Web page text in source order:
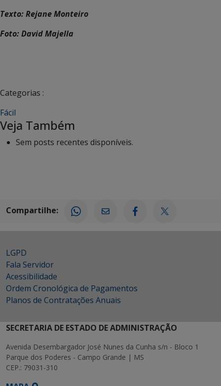
Texto: Rejane Monteiro
Foto: David Majella
Categorias :
Fácil
Veja Também
Sem posts recentes disponíveis.
Compartilhe:
LGPD
Fala Servidor
Acessibilidade
Ordem Cronológica de Pagamentos
Planos de Contratações Anuais
SECRETARIA DE ESTADO DE ADMINISTRAÇÃO
Avenida Desembargador José Nunes da Cunha s/n - Bloco 1
Parque dos Poderes - Campo Grande | MS
CEP.: 79031-310